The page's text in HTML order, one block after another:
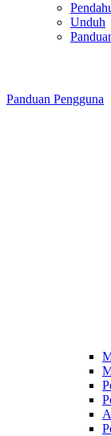
Unduh
Panduan Pengguna